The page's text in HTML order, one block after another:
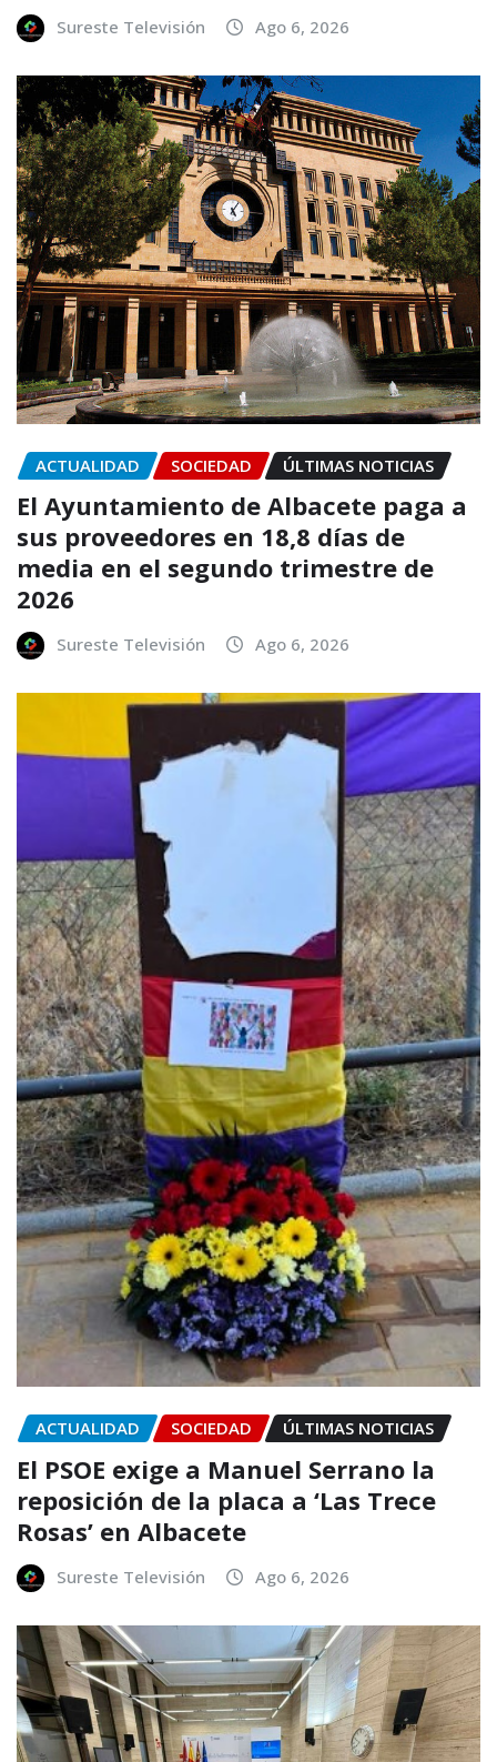
Sureste Televisión Ago 6, 2026
ACTUALIDAD SOCIEDAD ÚLTIMAS NOTICIAS
El Ayuntamiento de Albacete paga a
sus proveedores en 18,8 días de
media en el segundo trimestre de
2026
Sureste Televisión Ago 6, 2026
ACTUALIDAD SOCIEDAD ÚLTIMAS NOTICIAS
El PSOE exige a Manuel Serrano la
reposición de la placa a ‘Las Trece
Rosas’ en Albacete
Sureste Televisión Ago 6, 2026